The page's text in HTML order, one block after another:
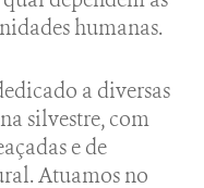
humanas.
a diversas
silvestre, com
e de
Atuamos no